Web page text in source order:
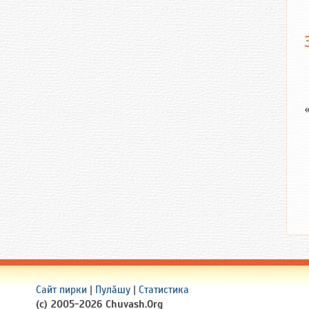
Сайт пирки | Пулӑшу | Статистика
(c) 2005-2026 Chuvash.Org